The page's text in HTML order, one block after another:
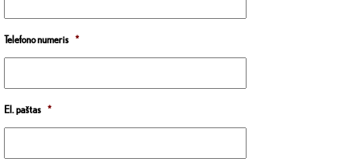
Telefono numeris *
El. paštas *